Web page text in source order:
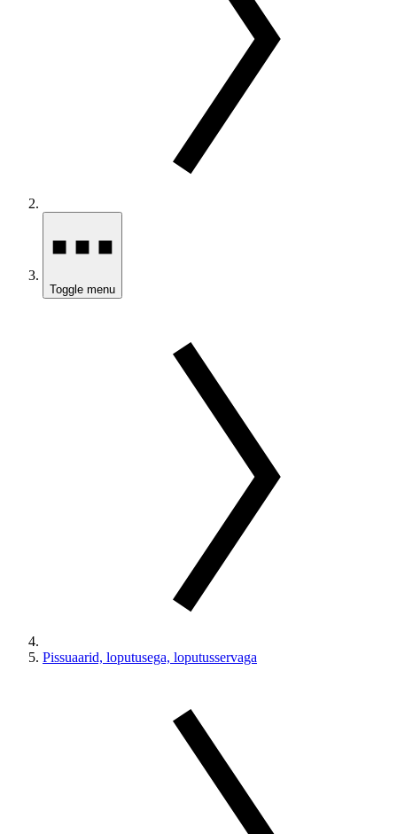
Toggle menu
Pissuaarid, loputusega, loputusservaga